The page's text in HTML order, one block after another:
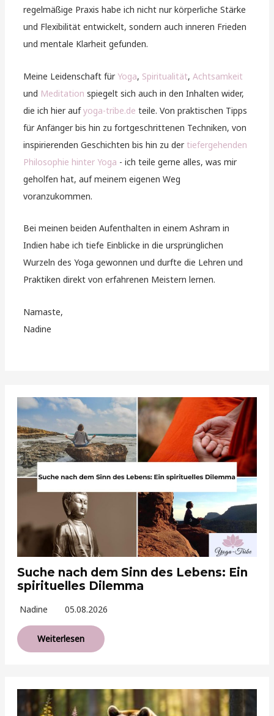
regelmäßige Praxis habe ich nicht nur körperliche Stärke
und Flexibilität entwickelt, sondern auch inneren Frieden
und mentale Klarheit gefunden.
Meine Leidenschaft für Yoga, Spiritualität,Achtsamkeit
und Meditation spiegelt sich auch in den Inhalten wider,
die ich hier aufyoga-tribe.de teile. Von praktischen Tipps
für Anfänger bis hin zu fortgeschrittenen Techniken, von
inspirierenden Geschichten bis hin zu der tiefergehenden
Philosophie hinter Yoga - ich teile gerne alles, was mir
geholfen hat, auf meinem eigenen Weg
voranzukommen.
Bei meinen beiden Aufenthalten in einem Ashram in
Indien habe ich tiefe Einblicke in die ursprünglichen
Wurzeln des Yoga gewonnen und durfte die Lehren und
Praktiken direkt von erfahrenen Meistern lernen.
Namaste,
Nadine
Suche nach dem Sinn des Lebens: Ein
spirituelles Dilemma
Nadine 05.08.2026
Weiterlesen